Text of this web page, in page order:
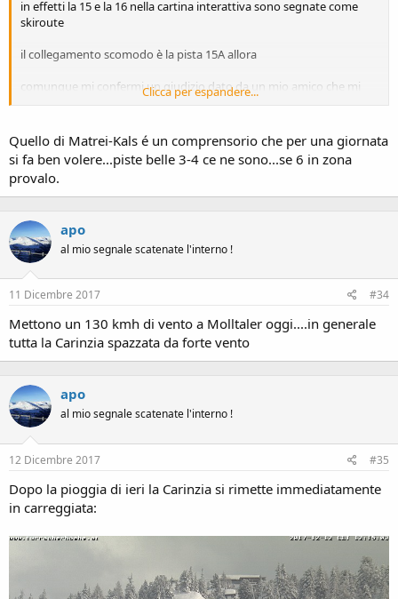
in effetti la 15 e la 16 nella cartina interattiva sono segnate come
skiroute
il collegamento scomodo è la pista 15A allora
comunque mi confermi un giudizio dato da un mio amico che mi
disse che il posto è molto bello, severo, di alta montagna.... ma poi il
piste
Clicca per espandere...
Quello di Matrei-Kals é un comprensorio che per una giornata
si fa ben volere...piste belle 3-4 ce ne sono...se 6 in zona
provalo.
apo
al mio segnale scatenate l'interno !
11 Dicembre 2017 #34
Mettono un 130 kmh di vento a Molltaler oggi....in generale
tutta la Carinzia spazzata da forte vento
apo
al mio segnale scatenate l'interno !
12 Dicembre 2017 #35
Dopo la pioggia di ieri la Carinzia si rimette immediatamente
in carreggiata: